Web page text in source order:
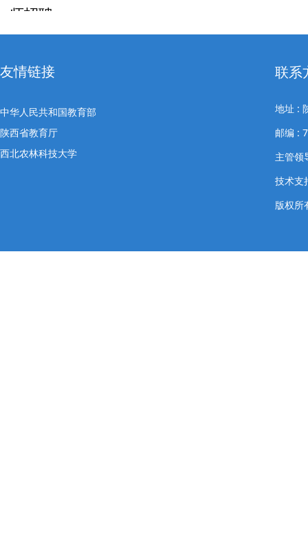
师招聘
【招聘公告】陕西省烟草专卖局（公司）2026
类岗位 应...
【招聘公告】正大集团招聘
友情链接
中华人民共和国教育部
陕西省教育厅
西北农林科技大学
联系
地址 :
邮编 :
主管
技术支
版权